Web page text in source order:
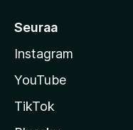
Seuraa
Instagram
YouTube
TikTok